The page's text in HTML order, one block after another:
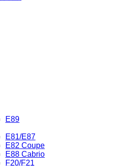
E89
E81/E87
E82 Coupe
E88 Cabrio
F20/F21